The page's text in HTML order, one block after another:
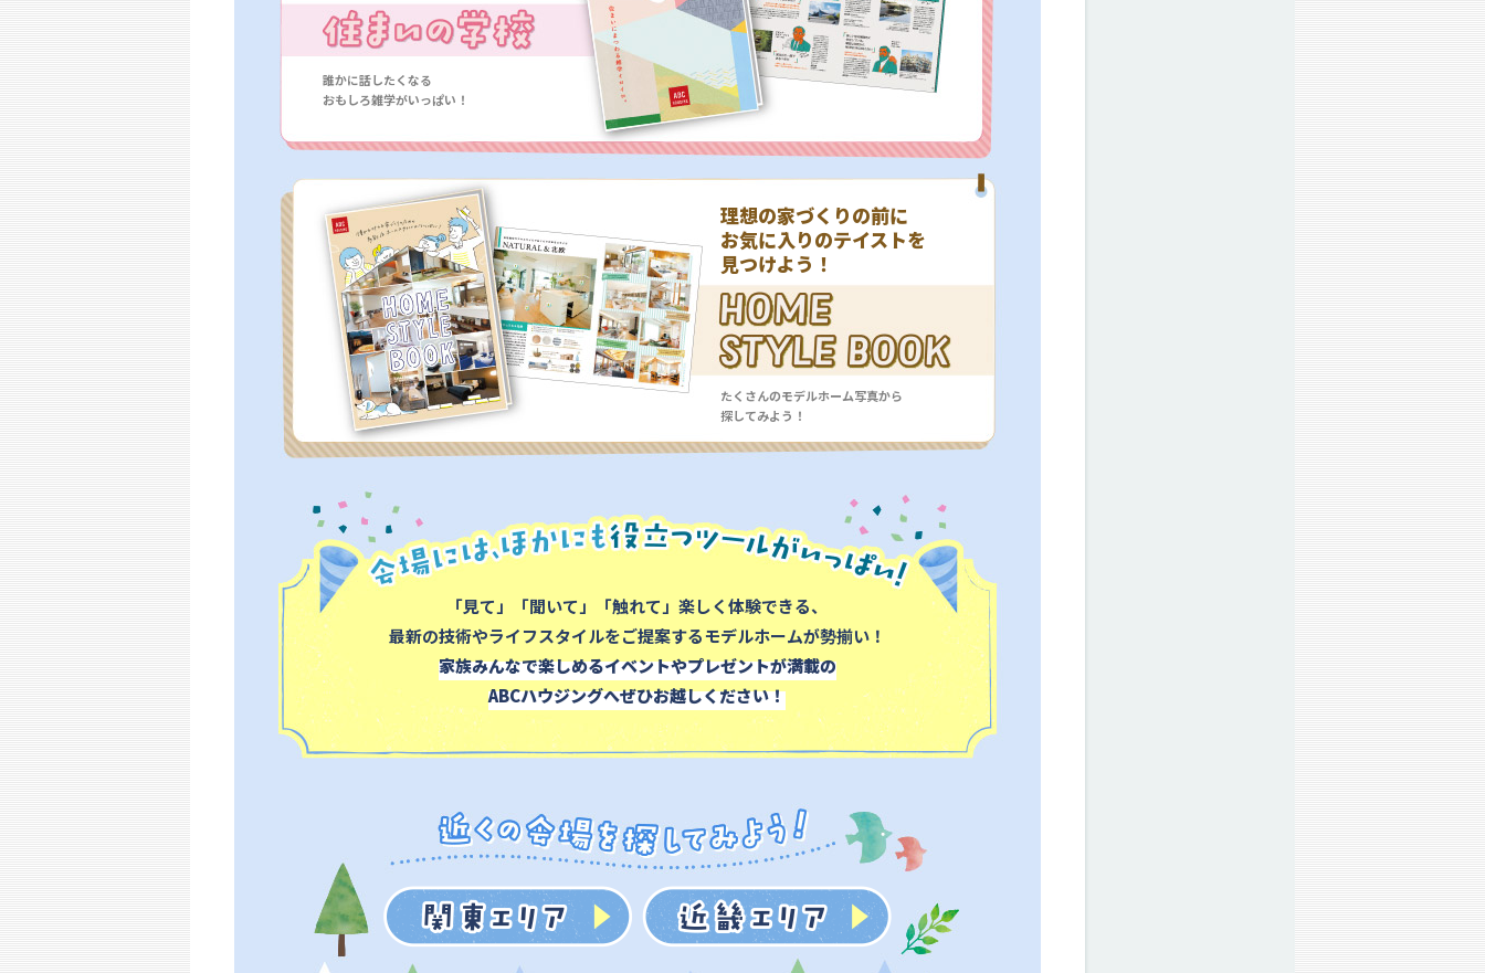
誰かに話したくなる
おもしろ雑学がいっぱい！
理想の家づくりの前に
お気に入りのテイストを
見つけよう！
たくさんのモデルホーム写真から
探してみよう！
「見て」「聞いて」「触れて」楽しく体験できる、
最新の技術やライフスタイルをご提案するモデルホームが勢揃い！
家族みんなで楽しめるイベントやプレゼントが満載の
ABCハウジングへぜひお越しください！